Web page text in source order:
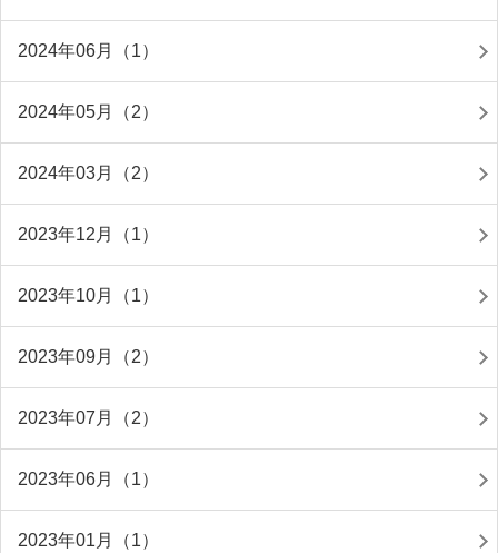
2024年06月（1）
2024年05月（2）
2024年03月（2）
2023年12月（1）
2023年10月（1）
2023年09月（2）
2023年07月（2）
2023年06月（1）
2023年01月（1）